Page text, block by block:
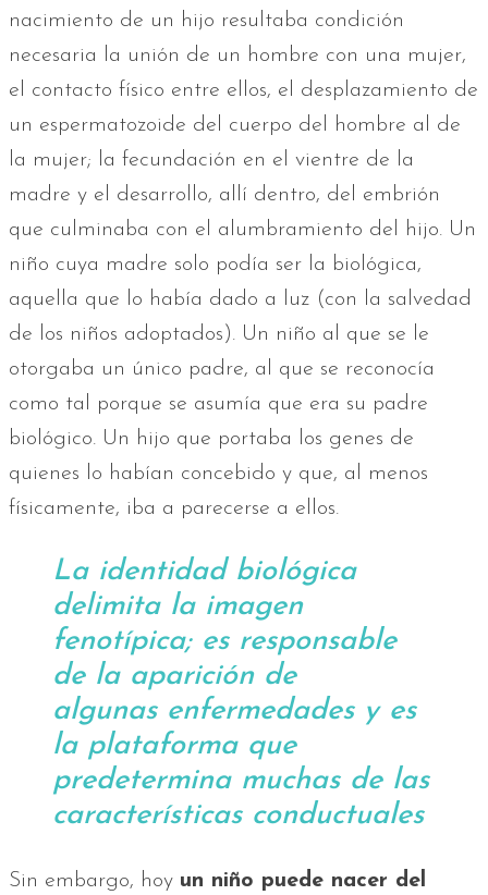
nacimiento de un hijo resultaba condición
necesaria la unión de un hombre con una mujer,
el contacto físico entre ellos, el desplazamiento de
un espermatozoide del cuerpo del hombre al de
la mujer; la fecundación en el vientre de la
madre y el desarrollo, allí dentro, del embrión
que culminaba con el alumbramiento del hijo. Un
niño cuya madre solo podía ser la biológica,
aquella que lo había dado a luz (con la salvedad
de los niños adoptados). Un niño al que se le
otorgaba un único padre, al que se reconocía
como tal porque se asumía que era su padre
biológico. Un hijo que portaba los genes de
quienes lo habían concebido y que, al menos
físicamente, iba a parecerse a ellos.
La identidad biológica
delimita la imagen
fenotípica; es responsable
de la aparición de
algunas enfermedades y es
la plataforma que
predetermina muchas de las
características conductuales
Sin embargo, hoy un niño puede nacer del